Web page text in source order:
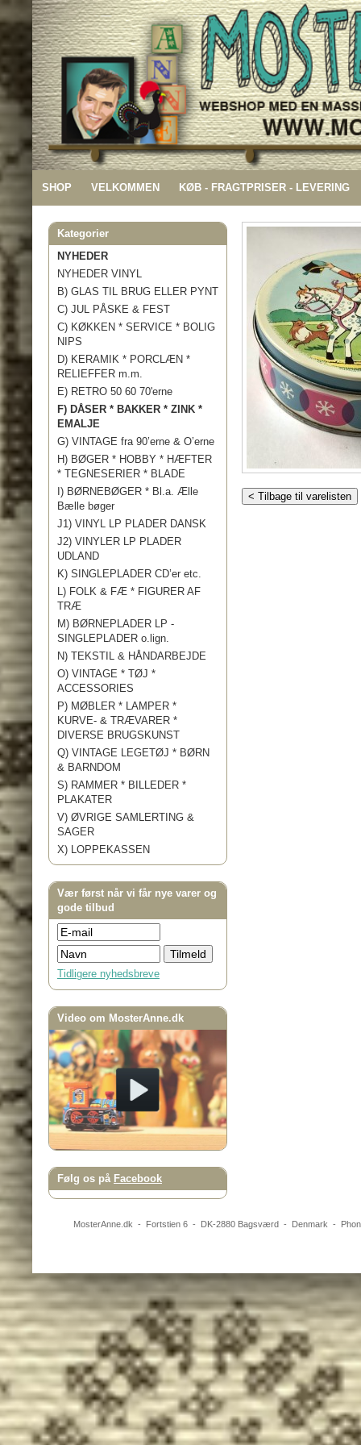
SHOP VELKOMMEN KØB - FRAGTPRISER - LEVERING
Kategorier
NYHEDER
NYHEDER VINYL
B) GLAS TIL BRUG ELLER PYNT
C) JUL PÅSKE & FEST
C) KØKKEN * SERVICE * BOLIG
NIPS
D) KERAMIK * PORCLÆN *
RELIEFFER m.m.
E) RETRO 50 60 70'erne
F) DÅSER * BAKKER * ZINK *
EMALJE
G) VINTAGE fra 90’erne & O’erne
H) BØGER * HOBBY * HÆFTER
* TEGNESERIER * BLADE
I) BØRNEBØGER * Bl.a. Ælle
Bælle bøger
J1) VINYL LP PLADER DANSK
J2) VINYLER LP PLADER
UDLAND
K) SINGLEPLADER CD’er etc.
L) FOLK & FÆ * FIGURER AF
TRÆ
M) BØRNEPLADER LP -
SINGLEPLADER o.lign.
N) TEKSTIL & HÅNDARBEJDE
O) VINTAGE * TØJ *
ACCESSORIES
P) MØBLER * LAMPER *
KURVE- & TRÆVARER *
DIVERSE BRUGSKUNST
Q) VINTAGE LEGETØJ * BØRN
& BARNDOM
S) RAMMER * BILLEDER *
PLAKATER
V) ØVRIGE SAMLERTING &
SAGER
X) LOPPEKASSEN
Vær først når vi får nye varer og
gode tilbud
Tidligere nyhedsbreve
Video om MosterAnne.dk
Følg os på Facebook
< Tilbage til varelisten
MosterAnne.dk - Fortstien 6- DK-2880 Bagsværd- Denmark -